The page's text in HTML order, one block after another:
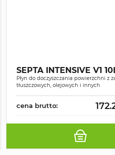
SEPTA INTENSIVE V1
Płyn do doczyszczania powierzchni z
tłuszczowych, olejowych i innych
cena brutto: